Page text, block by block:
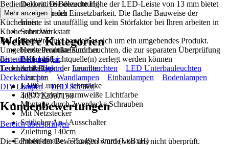
Dekorative Beleuchtung
Einsatzbereich
Innen
Schutzart
IP 20
Herstellerartikelnummer
BKL1468
Artikeltyp
Leuchte
EAN
4057722007158
Bedienbarkeit. Die dezente Höhe der LED-Leiste von 13 mm bietet
viel Spielraum in der Einsetzbarkeit. Die flache Bauweise der
Küchenleiste ist unauffällig und kein Störfaktor bei Ihren arbeiten in
Küche oder Werkstatt
Bei diesem Produkt handelt es sich um ein umgebendes Produkt.
Umgebende Produkte sind Leuchten, die zur separaten Überprüfung
der enthaltenen Lichtquelle(n) zerlegt werden können
Technische Daten der Leuchte:
1.100 Lumen Lichtstärke
3.000 Kelvin warmweiße Lichtfarbe
Montage durch 2 verdecke Schrauben
Mit Netzstecker
Seitlicher An-/ Ausschalter
Zuleitung 140cm
Produktmaße: 575x49x13mm (LxBxH)
Mehr anzeigen
Weitere Kategorien
Liste überspringen
Leuchten & Elektro
Innenleuchten
LED Unterbauleuchten
Deckenlampen
Wandlampen Einbaulampen
Bodenlampen
DIY Lampen
LED Streifen
Kundenbewertungen
Bereich überspringen
Die Echtheit der Bewertungen wurde von uns nicht überprüft.